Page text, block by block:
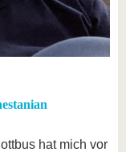
hat mich vor